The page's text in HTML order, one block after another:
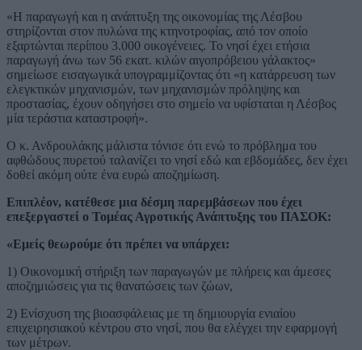
«Η παραγωγή και η ανάπτυξη της οικονομίας της Λέσβου
στηρίζονται στον πυλώνα της κτηνοτροφίας, από τον οποίο
εξαρτώνται περίπου 3.000 οικογένειες. Το νησί έχει ετήσια
παραγωγή άνω των 56 εκατ. κιλών αιγοπρόβειου γάλακτος»
σημείωσε εισαγωγικά υπογραμμίζοντας ότι «η κατάρρευση των
ελεγκτικών μηχανισμών, των μηχανισμών πρόληψης και
προστασίας, έχουν οδηγήσει στο σημείο να υφίσταται η Λέσβος
μία τεράστια καταστροφή».
Ο κ. Ανδρουλάκης μάλιστα τόνισε ότι ενώ το πρόβλημα του
αφθώδους πυρετού ταλανίζει το νησί εδώ και εβδομάδες, δεν έχει
δοθεί ακόμη ούτε ένα ευρώ αποζημίωση.
Επιπλέον, κατέθεσε μια δέσμη παρεμβάσεων που έχει
επεξεργαστεί ο Τομέας Αγροτικής Ανάπτυξης του ΠΑΣΟΚ:
«Εμείς θεωρούμε ότι πρέπει να υπάρχει:
1) Οικονομική στήριξη των παραγωγών με πλήρεις και άμεσες
αποζημιώσεις για τις θανατώσεις των ζώων,
2) Ενίσχυση της βιοασφάλειας με τη δημιουργία ενιαίου
επιχειρησιακού κέντρου στο νησί, που θα ελέγχει την εφαρμογή
των μέτρων.